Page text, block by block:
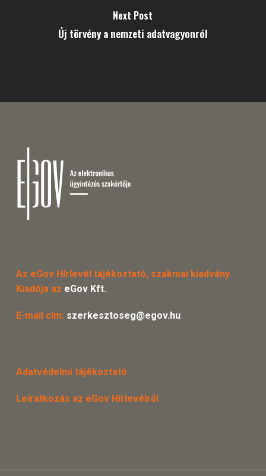
Next Post
Új törvény a nemzeti adatvagyonról
Az eGov Hírlevél tájékoztató, szakmai kiadvány.
Kiadója az eGov Kft.
E-mail cím: szerkesztoseg@egov.hu
Adatvédelmi tájékoztató
Leiratkozás az eGov Hírlevélről